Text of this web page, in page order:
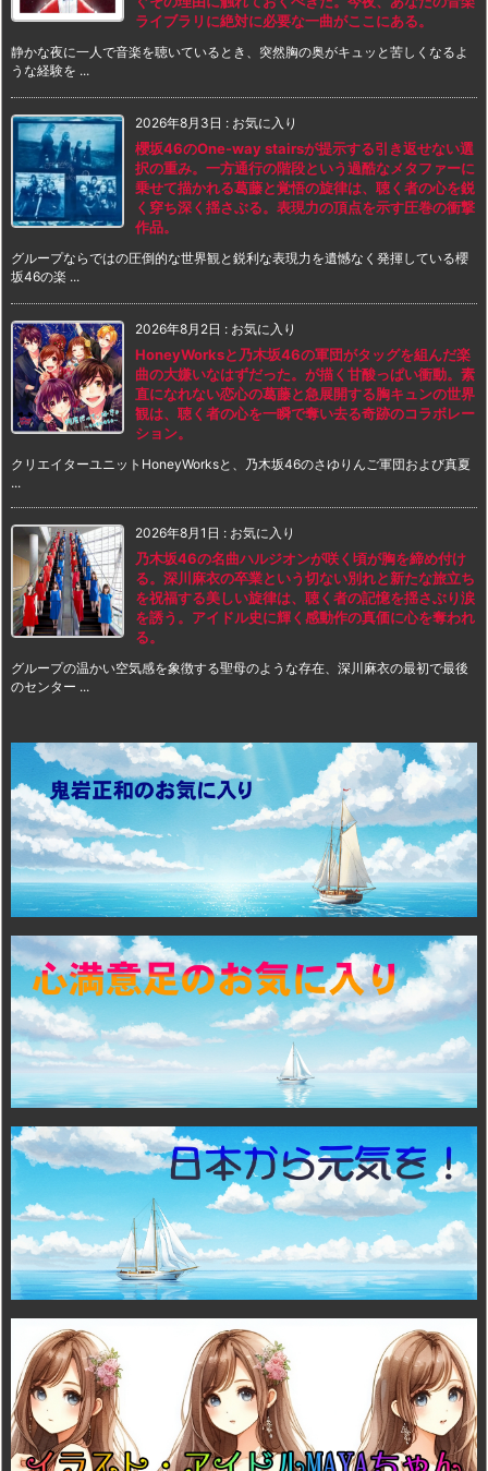
ライブラリに絶対に必要な一曲がここにある。
静かな夜に一人で音楽を聴いているとき、突然胸の奥がキュッと苦しくなるよ
うな経験を ...
2026年8月3日 : お気に入り
櫻坂46のOne-way stairsが提示する引き返せない選
択の重み。一方通行の階段という過酷なメタファーに
乗せて描かれる葛藤と覚悟の旋律は、聴く者の心を鋭
く穿ち深く揺さぶる。表現力の頂点を示す圧巻の衝撃
作品。
グループならではの圧倒的な世界観と鋭利な表現力を遺憾なく発揮している櫻
坂46の楽 ...
2026年8月2日 : お気に入り
HoneyWorksと乃木坂46の軍団がタッグを組んだ楽
曲の大嫌いなはずだった。が描く甘酸っぱい衝動。素
直になれない恋心の葛藤と急展開する胸キュンの世界
観は、聴く者の心を一瞬で奪い去る奇跡のコラボレー
ション。
クリエイターユニットHoneyWorksと、乃木坂46のさゆりんご軍団および真夏
...
2026年8月1日 : お気に入り
乃木坂46の名曲ハルジオンが咲く頃が胸を締め付け
る。深川麻衣の卒業という切ない別れと新たな旅立ち
を祝福する美しい旋律は、聴く者の記憶を揺さぶり涙
を誘う。アイドル史に輝く感動作の真価に心を奪われ
る。
グループの温かい空気感を象徴する聖母のような存在、深川麻衣の最初で最後
のセンター ...